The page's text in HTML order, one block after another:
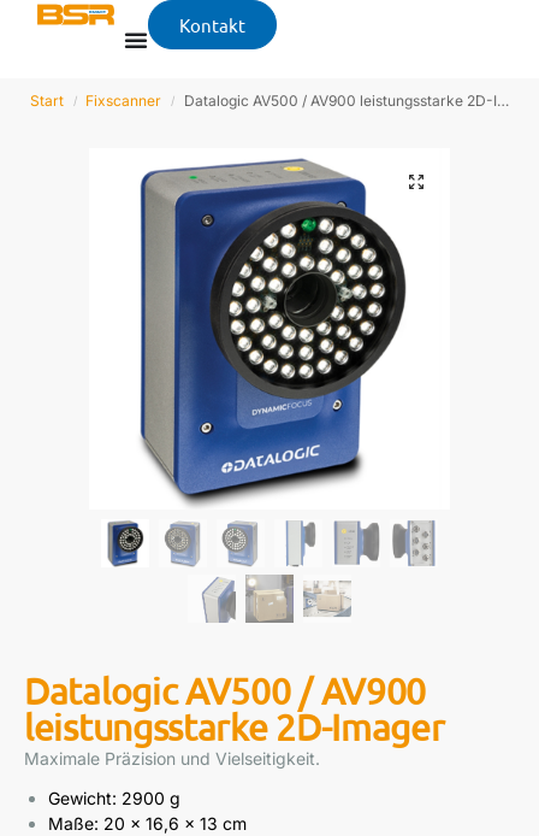
Kontakt
Start / Fixscanner / Datalogic AV500 / AV900 leistungsstarke 2D-Imager
Datalogic AV500 / AV900
leistungsstarke 2D-Imager
Maximale Präzision und Vielseitigkeit.
Gewicht: 2900 g
Maße: 20 x 16,6 x 13 cm